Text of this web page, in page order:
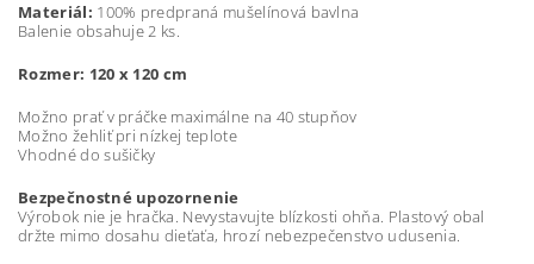
Materiál: 100% predpraná mušelínová bavlna
Balenie obsahuje 2 ks.
Rozmer: 120 x 120 cm
Možno prať v práčke maximálne na 40 stupňov
Možno žehliť pri nízkej teplote
Vhodné do sušičky
Bezpečnostné upozornenie
Výrobok nie je hračka. Nevystavujte blízkosti ohňa. Plastový obal
držte mimo dosahu dieťaťa, hrozí nebezpečenstvo udusenia.